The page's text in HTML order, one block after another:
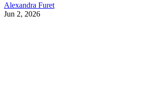
Alexandra Furet
Jun 2, 2026